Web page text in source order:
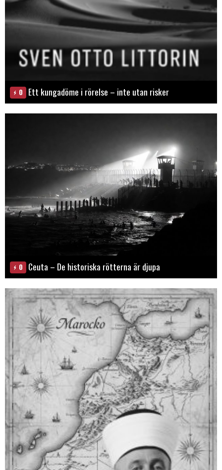
0 Ett kungadöme i rörelse – inte utan risker
0 Ceuta – De historiska rötterna är djupa